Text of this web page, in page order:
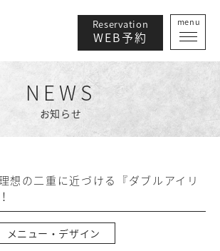
Reservation
WEB予約
menu
NEWS
お知らせ
想の二重に近づける『ダブルアイリ
メニュー・デザイン